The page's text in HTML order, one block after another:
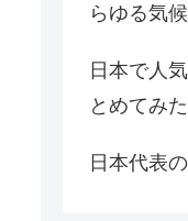
らゆる気
日本で人
とめてみた
日本代表